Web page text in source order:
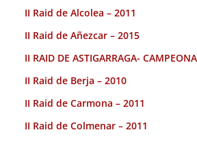
II Raid de Alcolea – 2011
II Raid de Añezcar – 2015
II RAID DE ASTIGARRAGA-
II Raid de Berja – 2010
II Raid de Carmona – 2011
II Raid de Colmenar – 2011